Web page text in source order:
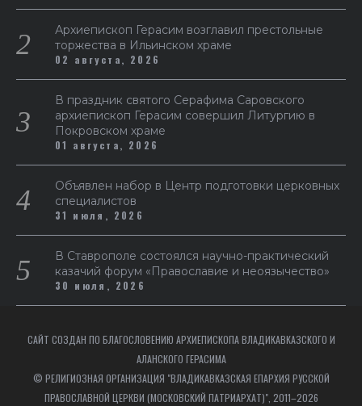
Архиепископ Герасим возглавил престольные
торжества в Ильинском храме
02 августа, 2026
В праздник святого Серафима Саровского
архиепископ Герасим совершил Литургию в
Покровском храме
01 августа, 2026
Объявлен набор в Центр подготовки церковных
специалистов
31 июля, 2026
В Ставрополе состоялся научно-практический
казачий форум «Православие и неоязычество»
30 июля, 2026
САЙТ СОЗДАН ПО БЛАГОСЛОВЕНИЮ АРХИЕПИСКОПА ВЛАДИКАВКАЗСКОГО И
АЛАНСКОГО ГЕРАСИМА
© РЕЛИГИОЗНАЯ ОРГАНИЗАЦИЯ "ВЛАДИКАВКАЗСКАЯ ЕПАРХИЯ РУССКОЙ
ПРАВОСЛАВНОЙ ЦЕРКВИ (МОСКОВСКИЙ ПАТРИАРХАТ)", 2011–2026